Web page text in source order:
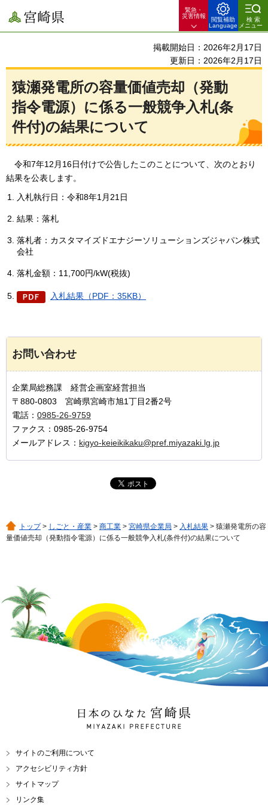
宮崎県
緊急・
災害情報
閲覧補助
Language
検索
メニュー
掲載開始日：2026年2月17日
更新日：2026年2月17日
猿瀬発電所の容量価値売却（発動
指令電源）に係る一般競争入札(条
件付)の結果について
令和7年12月16日付けで公告したこのことについて、次のとおり
結果を公表します。
入札執行日：令和8年1月21日
結果：落札
落札者：カスタマイズドエナジーソリューションズジャパン株式
会社
落札金額：11,700円/kW(税抜)
入札結果（PDF：35KB）
お問い合わせ
企業局総務課 経営企画室経営担当
〒880-0803 宮崎県宮崎市旭1丁目2番2号
電話： 0985-26-9759
ファクス：0985-26-9754
メールアドレス： kigyo-keieikikaku@pref.miyazaki.lg.jp
トップ> しごと・産業 > 商工業 > 宮崎県企業局 > 入札結果 > 猿瀬発電所の容
量価値売却（発動指令電源）に係る一般競争入札(条件付)の結果について
日本のひなた 宮崎県
MIYAZAKI PREFECTURE
サイトのご利用について
アクセシビリティ方針
サイトマップ
リンク集